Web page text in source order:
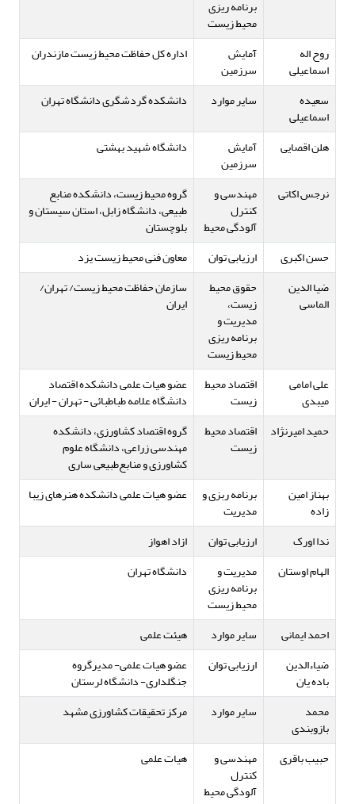
برنامه ریزی
محیط زیست
روح اله
اسماعیلی
آمایش
سرزمین
اداره کل حفاظت محیط زیست مازندران
سعیده
اسماعیلی
سایر موارد دانشکده گردشگری دانشگاه تهران
هلن اقصایی آمایش
سرزمین
دانشگاه شهید بهشتی
نرجس اکاتی مهندسی و
کنترل
آلودگی محیط
گروه محیط زیست، دانشکده منابع
طبیعی، دانشگاه زابل، استان سیستان و
بلوچستان
حسن اکبری
ارزیابی توان
معاون فنی محیط زیست یزد
ضیا الدین
الماسی
حقوق محیط
زیست،
مدیریت و
برنامه ریزی
محیط زیست
سازمان حفاظت محیط زیست/ تهران/
ایران
علی امامی
میبدی
اقتصاد محیط
زیست
عضو هیات علمی دانشکده اقتصاد
دانشگاه علامه طباطبائی - تهران - ایران
حمید امیرنژاد
اقتصاد محیط
زیست
گروه اقتصاد کشاورزی، دانشکده
مهندسی زراعی، دانشگاه علوم
کشاورزی و منابع‌طبیعی ساری
بهناز امین
زاده
برنامه ربزی و
مدیریت
عضو هیات علمی دانشکده هنرهای زیبا
ندا اورک ارزیابی توان
ازاد اهواز
الهام اوستان
مدیریت و
برنامه ریزی
محیط زیست
دانشگاه تهران
احمد ایمانی سایر موارد
هیئت علمی
ضیاءالدین
باده‏ یان
ارزیابی توان عضو هیات علمی- مدیرگروه
جنگلداری- دانشگاه لرستان
محمد
بازوبندی
سایر موارد مرکز تحقیقات کشاورزی مشهد
حبیب باقری مهندسی و
کنترل
آلودگی محیط
هیات علمی